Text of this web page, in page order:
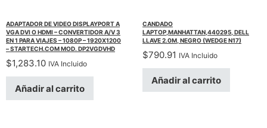
ADAPTADOR DE VIDEO DISPLAYPORT A
VGA DVI O HDMI – CONVERTIDOR A/V 3
EN 1 PARA VIAJES – 1080P – 1920X1200
– STARTECH.COM MOD. DP2VGDVHD
$1,283.10 IVA Incluido
Añadir al carrito
CANDADO
LAPTOP,MANHATTAN,440295, DELL
LLAVE 2.0M, NEGRO (WEDGE N17)
$790.91 IVA Incluido
Añadir al carrito